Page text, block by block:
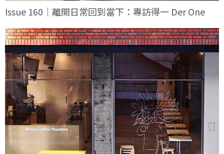
Issue 160｜離開日常回到當下：專訪得一 Der One